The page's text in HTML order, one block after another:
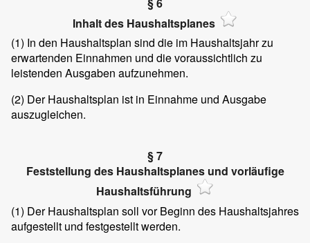
Inhalt des Haushaltsplanes
(1) In den Haushaltsplan sind die im Haushaltsjahr zu
erwartenden Einnahmen und die voraussichtlich zu
leistenden Ausgaben aufzunehmen.
(2) Der Haushaltsplan ist in Einnahme und Ausgabe
auszugleichen.
§ 7
Feststellung des Haushaltsplanes und vorläufige
Haushaltsführung
(1) Der Haushaltsplan soll vor Beginn des Haushaltsjahres
aufgestellt und festgestellt werden.